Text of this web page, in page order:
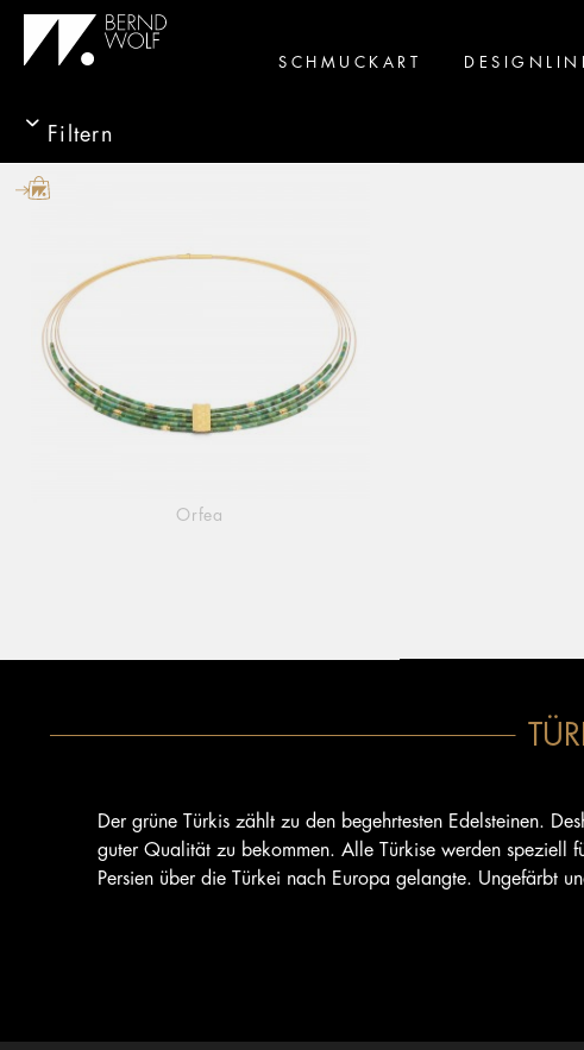
SCHMUCKART
Filtern
Orfea
Der grüne Türkis zählt zu den begehrtesten Edelsteinen.
guter Qualität zu bekommen. Alle Türkise werden speziell
Persien über die Türkei nach Europa gelangte. Ungefärbt